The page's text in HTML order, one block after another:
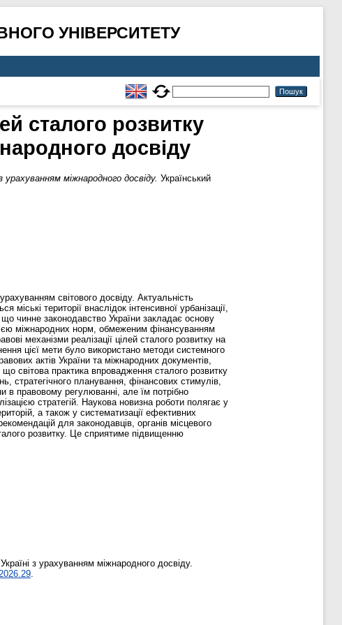
УНІВЕРСИТЕТУ
сталого розвитку
досвіду
урахуванням міжнародного досвіду. Український
світового досвіду. Актуальність
території внаслідок інтенсивної урбанізації,
чинне законодавство України закладає основу
міжнародних норм, обмеженим фінансуванням
механізми реалізації цілей сталого розвитку на
цієї мети було використано методи системного
актів України та міжнародних документів,
світова практика впровадження сталого розвитку
стратегічного планування, фінансових стимулів,
в правовому регулюванні, але їм потрібно
стратегій. Наукова новизна роботи полягає у
а також у систематизації ефективних
для законодавців, органів місцевого
розвитку. Це сприятиме підвищенню
з урахуванням міжнародного досвіду.